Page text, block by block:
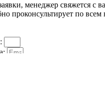
менеджер свяжется с
проконсультирует по всем